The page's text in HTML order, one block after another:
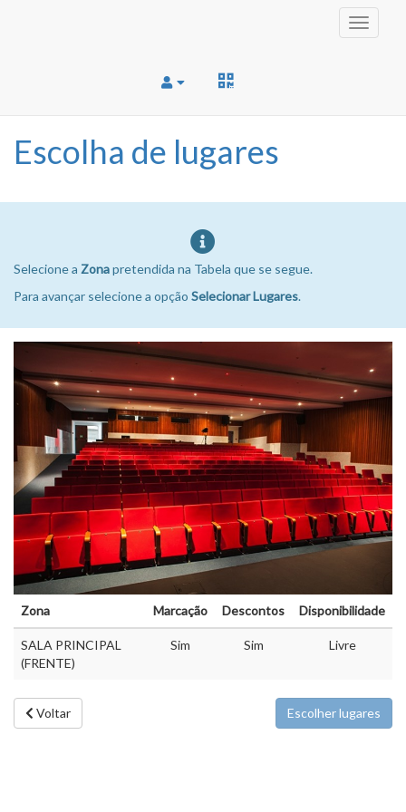
Toggle
Escolha de lugares
Selecione a Zonapretendida na Tabela que se segue.
Para avançar selecione a opção Selecionar Lugares.
Zona Marcação Descontos Disponibilidade
SALA PRINCIPAL
(FRENTE)
Sim Sim Livre
Voltar Escolher lugares